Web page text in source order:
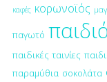
καφές κορωνοϊός
παγωτό
παιδικές ταινίες
παραμύθια σοκολάτα